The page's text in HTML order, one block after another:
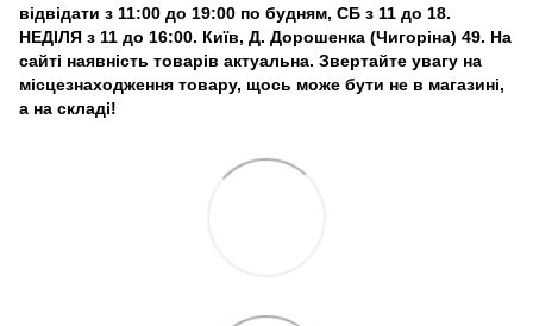
відвідати з 11:00 до 19:00 по будням, СБ з 11 до 18.
НЕДІЛЯ з 11 до 16:00. Київ, Д. Дорошенка (Чигоріна) 49. На
сайті наявність товарів актуальна. Звертайте увагу на
місцезнаходження товару, щось може бути не в магазині,
а на складі!